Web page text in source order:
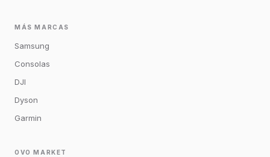
MÁS MARCAS
Samsung
Consolas
DJI
Dyson
Garmin
OVO MARKET